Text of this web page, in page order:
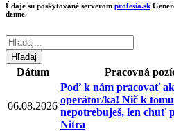
Údaje su poskytované serverom profesia.sk
denne.
Dátum Pracovná
06.08.2026
Poď k nám pracovať
operátor/ka! Nič k tomu
nepotrebuješ, len chuť
Nitra